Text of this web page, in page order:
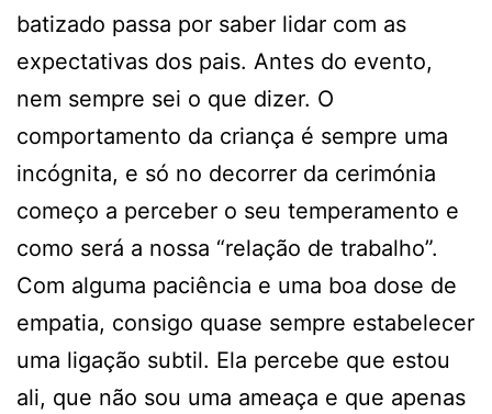
batizado passa por saber lidar com as
expectativas dos pais. Antes do evento,
nem sempre sei o que dizer. O
comportamento da criança é sempre uma
incógnita, e só no decorrer da cerimónia
começo a perceber o seu temperamento e
como será a nossa “relação de trabalho”.
Com alguma paciência e uma boa dose de
empatia, consigo quase sempre estabelecer
uma ligação subtil. Ela percebe que estou
ali, que não sou uma ameaça e que apenas